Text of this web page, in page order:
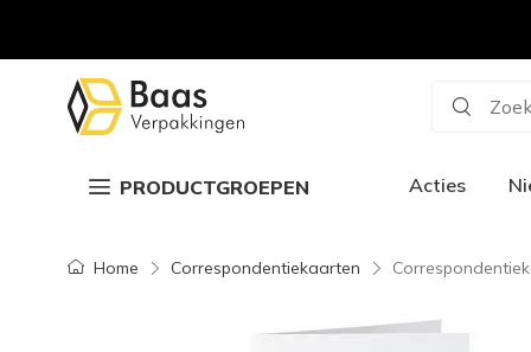
PRODUCTGROEPEN Acties
Home Correspondentiekaarten